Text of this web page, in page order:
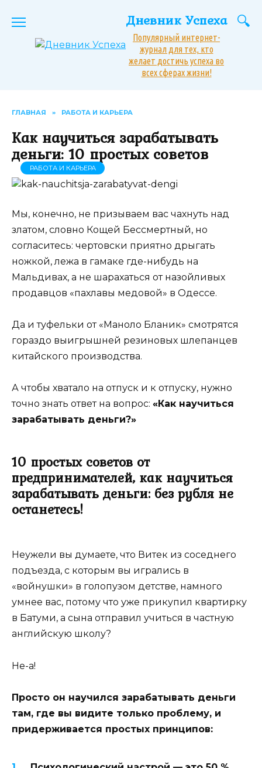
Дневник Успеха
Популярный интернет-
журнал для тех, кто
желает достичь успеха во
всех сферах жизни!
ГЛАВНАЯ » РАБОТА И КАРЬЕРА
Как научиться зарабатывать
деньги: 10 простых советов
РАБОТА И КАРЬЕРА
Мы, конечно, не призываем вас чахнуть над
златом, словно Кощей Бессмертный, но
согласитесь: чертовски приятно дрыгать
ножкой, лежа в гамаке где-нибудь на
Мальдивах, а не шарахаться от назойливых
продавцов «пахлавы медовой» в Одессе.
Да и туфельки от «Маноло Бланик» смотрятся
гораздо выигрышней резиновых шлепанцев
китайского производства.
А чтобы хватало на отпуск и к отпуску, нужно
точно знать ответ на вопрос: «Как научиться
зарабатывать деньги?»
10 простых советов от
предпринимателей, как научиться
зарабатывать деньги: без рубля не
останетесь!
Неужели вы думаете, что Витек из соседнего
подъезда, с которым вы игрались в
«войнушки» в голопузом детстве, намного
умнее вас, потому что уже прикупил квартирку
в Батуми, а сына отправил учиться в частную
английскую школу?
Не-а!
Просто он научился зарабатывать деньги
там, где вы видите только проблему, и
придерживается простых принципов: